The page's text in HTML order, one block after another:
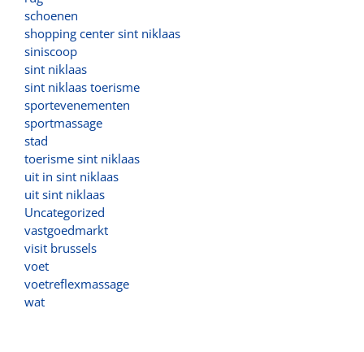
schoenen
shopping center sint niklaas
siniscoop
sint niklaas
sint niklaas toerisme
sportevenementen
sportmassage
stad
toerisme sint niklaas
uit in sint niklaas
uit sint niklaas
Uncategorized
vastgoedmarkt
visit brussels
voet
voetreflexmassage
wat